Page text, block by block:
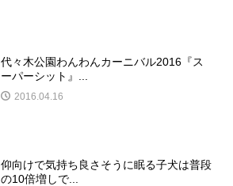
代々木公園わんわんカーニバル2016『ス
ーパーシット』...
2016.04.16
仰向けで気持ち良さそうに眠る子犬は普段
の10倍増しで...